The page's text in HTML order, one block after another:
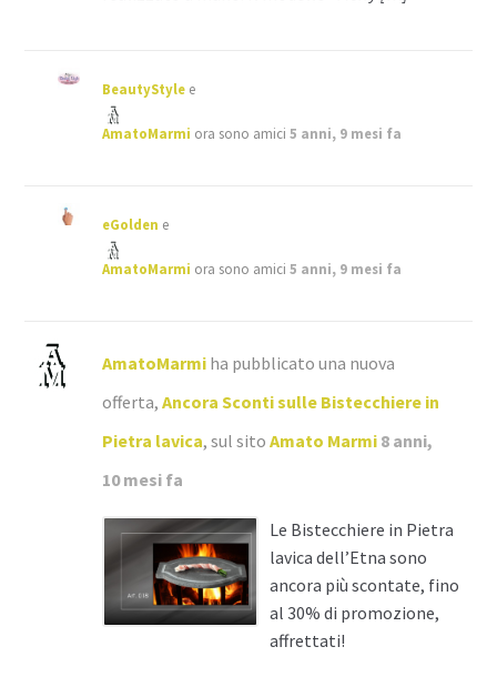
BeautyStyle e
AmatoMarmi ora sono amici5 anni, 9 mesi fa
eGolden e
AmatoMarmi ora sono amici5 anni, 9 mesi fa
AmatoMarmi ha pubblicato una nuova
offerta,Ancora Sconti sulle Bistecchiere in
Pietra lavica, sul sitoAmato Marmi 8 anni,
10 mesi fa
Le Bistecchiere in Pietra
lavica dell’Etna sono
ancora più scontate, fino
al 30% di promozione,
affrettati!